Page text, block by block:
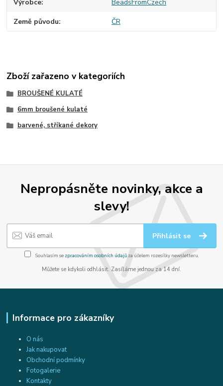
Výrobce BeadsFromCzech
Země původu ČR
Zboží zařazeno v kategoriích
BROUŠENÉ KULATÉ
6mm broušené kulaté
barvené, stříkané dekory
Nepropásněte novinky, akce a
slevy!
Přihlásit se
Souhlasím se zpracováním osobních údajůza účelem rozesílky newsletteru.
Můžete se kdykoli odhlásit. Zasíláme jednou za 14 dní.
Informace pro zákazníky
O nás
Jak nakupovat
Obchodní podmínky
Fotogalerie
Kontakty